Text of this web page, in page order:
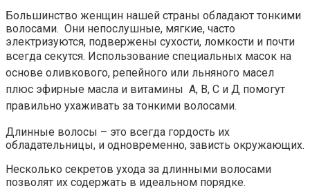
Большинство женщин нашей страны обладают тонкими
волосами. Они непослушные, мягкие, часто
электризуются, подвержены сухости, ломкости и почти
всегда секутся. Использование специальных масок на
основе оливкового, репейного или льняного масел
плюс эфирные масла и витамины А, В, С и Д помогут
правильно ухаживать за тонкими волосами.
Длинные волосы – это всегда гордость их
обладательницы, и одновременно, зависть окружающих.
Несколько секретов ухода за длинными волосами
позволят их содержать в идеальном порядке.